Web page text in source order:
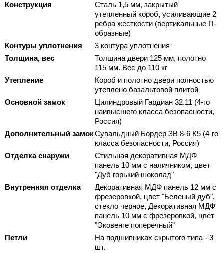
Конструкция
Сталь 1,5 мм, закрытый
утепленный короб, усиливающие 2
ребра жесткости (вертикальные П-
образные)
Контуры уплотнения
3 контура уплотнения
Толщина, вес
Толщина двери 125 мм, полотно
115 мм. Вес до 110 кг
Утепление
Короб и полотно двери полностью
утеплено базальтовой плитой
Основной замок
Цилиндровый Гардиан 32.11 (4-го
наивысшего класса безопасности,
Россия)
Дополнительный замокСувальдный Бордер ЗВ 8-6 К5 (4-го
класса безопасности, Россия)
Отделка снаружи
Стильная декоративная МДФ
панель 10 мм с наличником, цвет
"Дуб горький шоколад"
Внутренняя отделка
Декоративная МДФ панель 12 мм с
фрезеровкой, цвет "Беленый дуб",
стекло черное, Декоративная МДФ
панель 10 мм с фрезеровкой, цвет
"Эковенге поперечный"
Петли
На подшипниках скрытого типа - 3
шт.